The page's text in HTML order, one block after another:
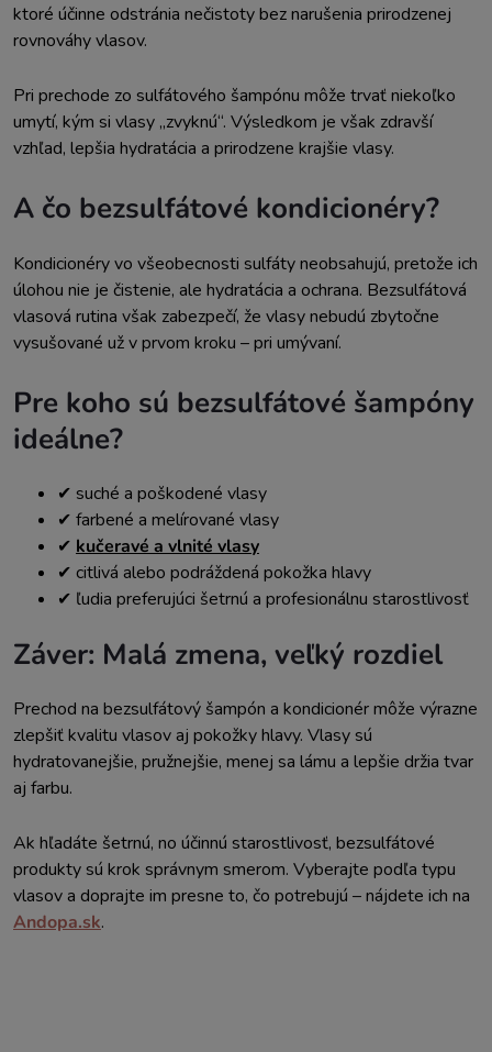
ktoré účinne odstránia nečistoty bez narušenia prirodzenej
rovnováhy vlasov.
Pri prechode zo sulfátového šampónu môže trvať niekoľko
umytí, kým si vlasy „zvyknú“. Výsledkom je však zdravší
vzhľad, lepšia hydratácia a prirodzene krajšie vlasy.
A čo bezsulfátové kondicionéry?
Kondicionéry vo všeobecnosti sulfáty neobsahujú, pretože ich
úlohou nie je čistenie, ale hydratácia a ochrana. Bezsulfátová
vlasová rutina však zabezpečí, že vlasy nebudú zbytočne
vysušované už v prvom kroku – pri umývaní.
Pre koho sú bezsulfátové šampóny
ideálne?
✔ suché a poškodené vlasy
✔ farbené a melírované vlasy
✔ kučeravé a vlnité vlasy
✔ citlivá alebo podráždená pokožka hlavy
✔ ľudia preferujúci šetrnú a profesionálnu starostlivosť
Záver: Malá zmena, veľký rozdiel
Prechod na bezsulfátový šampón a kondicionér môže výrazne
zlepšiť kvalitu vlasov aj pokožky hlavy. Vlasy sú
hydratovanejšie, pružnejšie, menej sa lámu a lepšie držia tvar
aj farbu.
Ak hľadáte šetrnú, no účinnú starostlivosť, bezsulfátové
produkty sú krok správnym smerom. Vyberajte podľa typu
vlasov a doprajte im presne to, čo potrebujú – nájdete ich na
Andopa.sk.